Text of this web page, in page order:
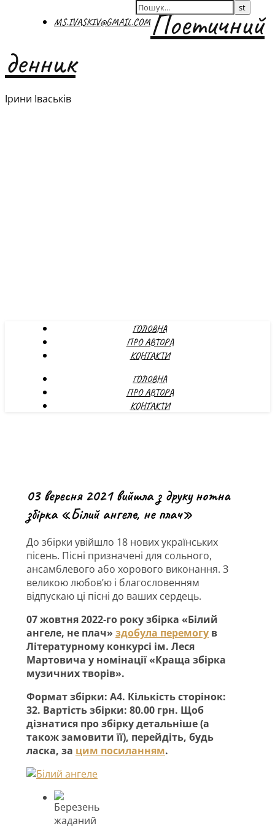
MS.IVASKIV@GMAIL.COMПоетичний
денник
Ірини Іваськів
ГОЛОВНА
ПРО АВТОРА
КОНТАКТИ
ГОЛОВНА
ПРО АВТОРА
КОНТАКТИ
03 вересня 2021 вийшла з друку нотна
збірка «Білий ангеле, не плач»
До збірки увійшло 18 нових українських
пісень. Пісні призначені для сольного,
ансамблевого або хорового виконання. З
великою любов’ю і благословенням
відпускаю ці пісні до ваших сердець.
07 жовтня 2022-го року збірка «Білий
ангеле, не плач» здобула перемогу в
Літературному конкурсі ім. Леся
Мартовича у номінації «Краща збірка
музичних творів».
Формат збірки: А4. Кількість сторінок:
32. Вартість збірки: 80.00 грн. Щоб
дізнатися про збірку детальніше (а
також замовити її), перейдіть, будь
ласка, за цим посиланням.